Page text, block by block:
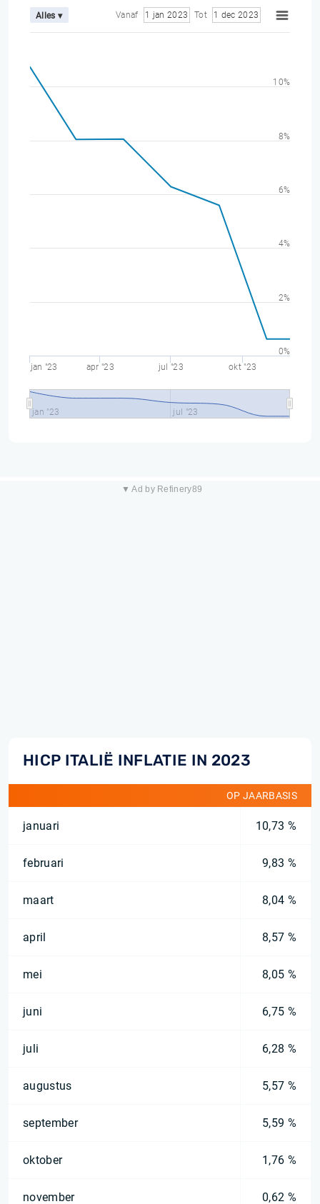
Alles ▾ Vanaf 1 jan 2023 Tot 1 dec 2023
jan "23 apr "23 jul "23 okt "23
jan "23 jul "23
0%
2%
4%
6%
8%
10%
▼ Ad by Refinery89
HICP ITALIË INFLATIE IN 2023
OP JAARBASIS
januari 10,73 %
februari 9,83 %
maart 8,04 %
april 8,57 %
mei 8,05 %
juni 6,75 %
juli 6,28 %
augustus 5,57 %
september 5,59 %
oktober 1,76 %
november 0,62 %